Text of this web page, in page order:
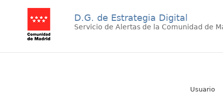
D.G. de Estrategia Digital
Servicio de Alertas de la Comunidad de
Usuario